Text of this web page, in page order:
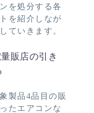
を処分する各
を紹介しなが
ていきます。
販店の引き
製品4品目の販
たエアコンな